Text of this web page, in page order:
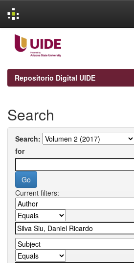
navigation
Repositorio Digital UIDE
Search
Search:
for
Current filters: